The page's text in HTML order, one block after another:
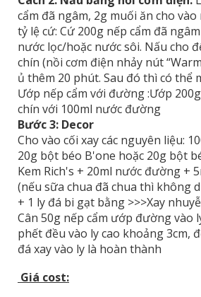
cẩm đã ngâm, 2g muối ăn cho
tỷ lệ cứ: Cứ 200g nếp cẩm đã
nước lọc/hoặc nước sôi. Nấu cho
chín (nồi cơm điện nhảy nút
ủ thêm 20 phút. Sau đó thì có thể
Ướp nếp cẩm với đường :Ướp
chín với 100ml nước đường
Bước 3: Decor
Cho vào cối xay các nguyên liệu:
20g bột béo B'one hoặc 20g bột
Kem Rich's + 20ml nước đường +
(nếu sữa chua đã chua thì không
+ 1 ly đá bi gạt bằng >>>Xay
Cân 50g nếp cẩm ướp đường vào
phết đều vào ly cao khoảng 3cm,
đá xay vào ly là hoàn thành
Giá cost: